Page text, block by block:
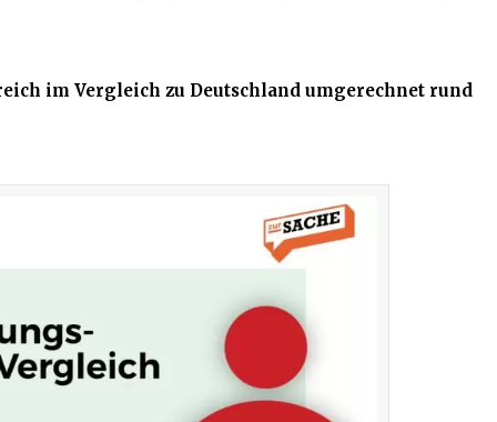
im Vergleich zu Deutschland umgerechnet rund